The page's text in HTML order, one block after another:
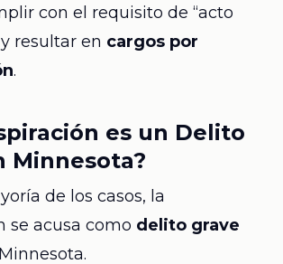
con el requisito de “acto
resultar en cargos por
.
es un Delito
Minnesota?
de los casos, la
se acusa como delito grave